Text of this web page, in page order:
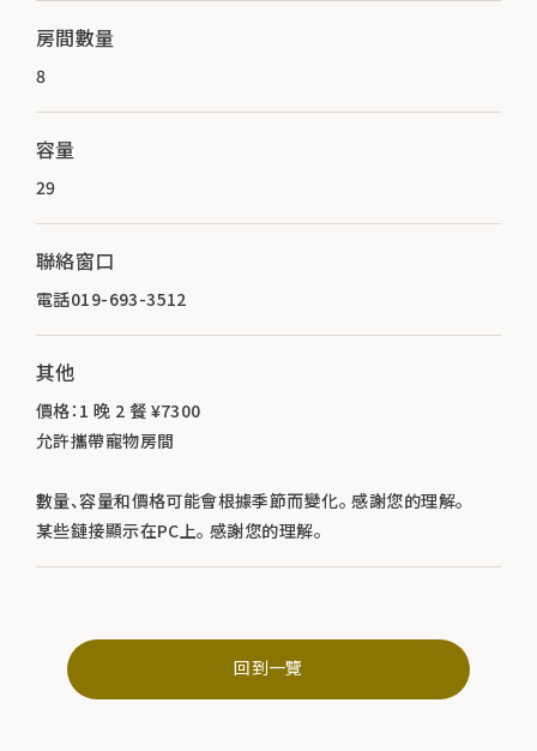
房間數量
8
容量
29
聯絡窗口
電話019-693-3512
其他
價格：1 晚 2 餐 ¥7300
允許攜帶寵物房間
數量、容量和價格可能會根據季節而變化。 感謝您的理解。
某些鏈接顯示在PC上。 感謝您的理解。
回到一覽